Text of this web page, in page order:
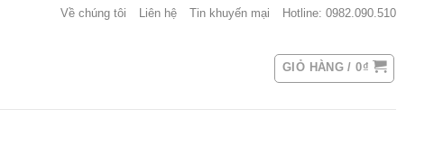
Về chúng tôi Liên hệ Tin khuyến mại Hotline: 0982.090.510
GIỎ HÀNG /0₫